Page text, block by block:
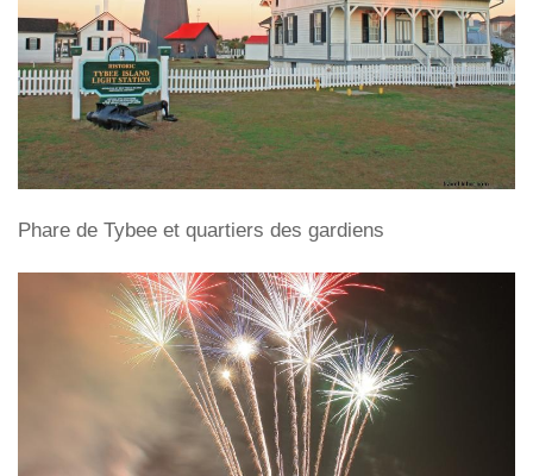
Phare de Tybee et quartiers des gardiens